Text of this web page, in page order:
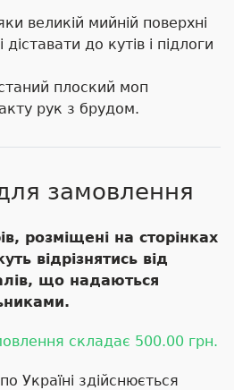
великій мийній поверхні
до кутів і підлоги
плоский моп
рук з брудом.
замовлення
розміщені на сторінках
відрізнятись від
що надаються
складає 500.00 грн.
Україні здійснюється